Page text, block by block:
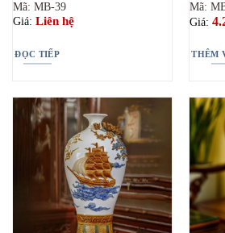
Mã: MB-39
Giá: Liên hệ
ĐỌC TIẾP
Mã:
Giá:
THÊM